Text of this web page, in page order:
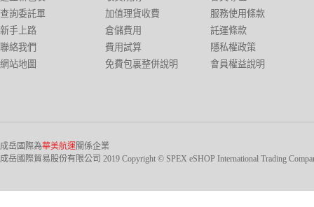
查詢委託單
新手上路
聯絡我們
網站地圖
加值理貨收費
倉儲費用
費用試算
免費包裏整併說明
服務使用條款
託運條款
隱私權政策
會員權益說明
成岳國際為華美航運關係企業
成岳國際貿易股份有限公司 2019 Copyright © SPEX eSHOP International Trading